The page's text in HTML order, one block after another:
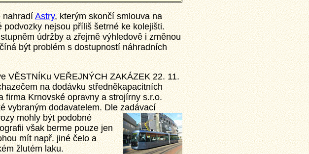
nahradíAstry, kterým skončí smlouva na
podvozky nejsou příliš šetrné ke kolejišti.
údržby a zřejmě výhledově i změnou
být problém s dostupností náhradních
VĚSTNÍKu VEŘEJNÝCH ZAKÁZEK 22. 11.
na dodávku středněkapacitních
firma Krnovské opravny a strojírny s.r.o.
vybraným dodavatelem. Dle zadávací
mohly být podobné
však berme pouze jen
mít např. jiné čelo a
žlutém laku.